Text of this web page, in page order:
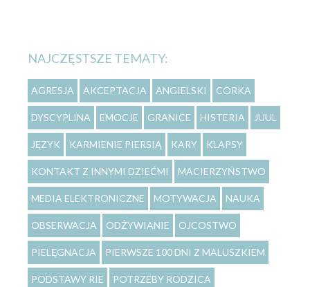
NAJCZĘSTSZE TEMATY:
AGRESJA AKCEPTACJA ANGIELSKI CÓRKA
DYSCYPLINA EMOCJE GRANICE HISTERIA JUUL
JĘZYK KARMIENIE PIERSIĄ KARY KLAPSY
KONTAKT Z INNYMI DZIEĆMI MACIERZYŃSTWO
MEDIA ELEKTRONICZNE MOTYWACJA NAUKA
OBSERWACJA ODŻYWIANIE OJCOSTWO
PIELĘGNACJA PIERWSZE 100 DNI Z MALUSZKIEM
PODSTAWY RIE POTRZEBY RODZICA